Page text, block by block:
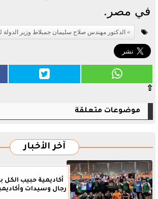
في مصر.
الدكتور مهندس صلاح سليمان جمبلاط وزير الدولة
⇧
موضوعات متعلقة
آخر الأخبار
أكاديمية حبيب الكل
رجال وسيدات